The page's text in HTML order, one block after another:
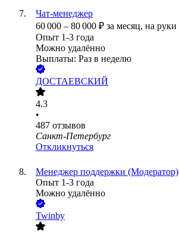
Чат-менеджер
60 000 – 80 000 ₽ за месяц, на руки
Опыт 1-3 года
Можно удалённо
Выплаты: Раз в неделю
ДОСТАЕВСКИЙ
4.3
•
487 отзывов
Санкт-Петербург
Откликнуться
Менеджер поддержки (Модератор)
Опыт 1-3 года
Можно удалённо
Twinby